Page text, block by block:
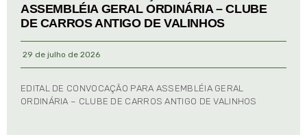
ASSEMBLÉIA GERAL ORDINÁRIA – CLUBE
DE CARROS ANTIGO DE VALINHOS
29 de julho de 2026
EDITAL DE CONVOCAÇÃO PARA ASSEMBLÉIA GERAL
ORDINÁRIA – CLUBE DE CARROS ANTIGO DE VALINHOS